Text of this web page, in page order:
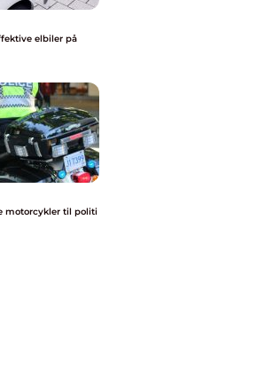
elbiler på
motorcykler til politi